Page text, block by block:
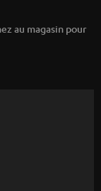
au magasin pour